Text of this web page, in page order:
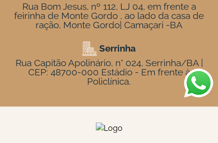
Rua Bom Jesus, nº 112, LJ 04, em frente a
feirinha de Monte Gordo , ao lado da casa de
ração, Monte Gordo| Camaçari -BA
Serrinha
Rua Capitão Apolinário, n° 024, Serrinha/BA |
CEP: 48700-000 Estádio - Em frente à
Policlínica.